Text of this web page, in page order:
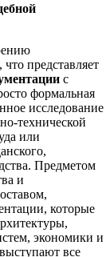
представляет
с
формальная
исследование
технической
или
Предметом
и
которые
экономики и
все